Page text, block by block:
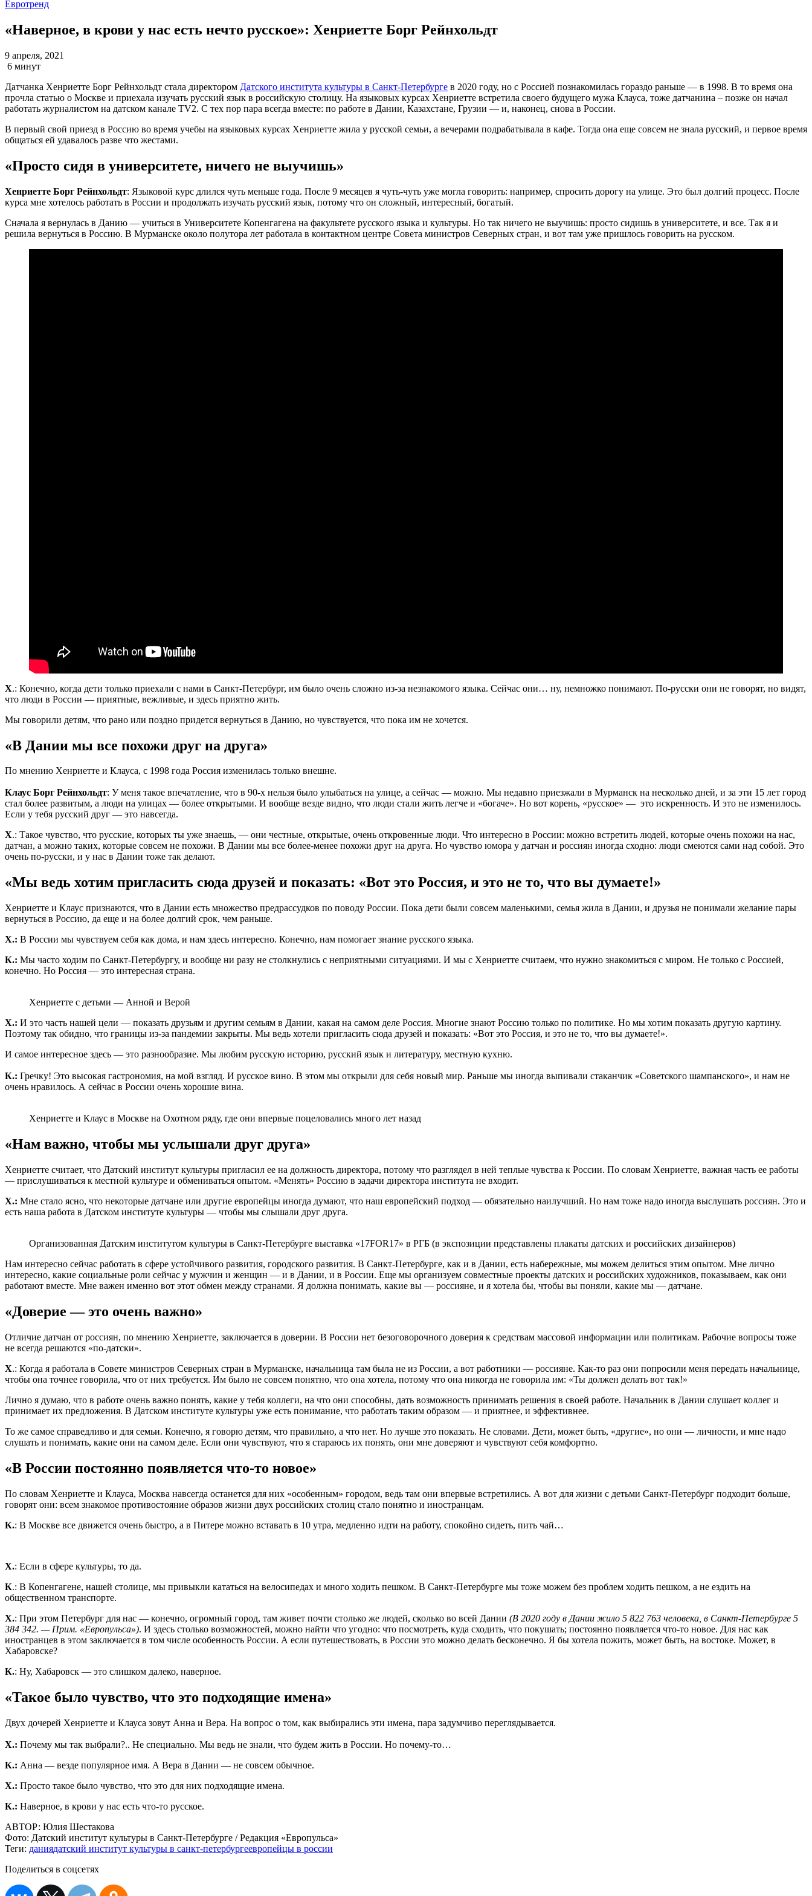
Евротренд
«Наверное, в крови у нас есть нечто русское»: Хенриетте Борг Рейнхольдт
9 апреля, 2021
6 минут
Датчанка Хенриетте Борг Рейнхольдт стала директором Датского института культуры в Санкт-Петербурге в 2020 году, но с Россией познакомилась гораздо раньше — в 1998. В то время она
прочла статью о Москве и приехала изучать русский язык в российскую столицу. На языковых курсах Хенриетте встретила своего будущего мужа Клауса, тоже датчанина – позже он начал
работать журналистом на датском канале TV2. С тех пор пара всегда вместе: по работе в Дании, Казахстане, Грузии — и, наконец, снова в России.
В первый свой приезд в Россию во время учебы на языковых курсах Хенриетте жила у русской семьи, а вечерами подрабатывала в кафе. Тогда она еще совсем не знала русский, и первое время
общаться ей удавалось разве что жестами.
«Просто сидя в университете, ничего не выучишь»
Хенриетте Борг Рейнхольдт: Языковой курс длился чуть меньше года. После 9 месяцев я чуть-чуть уже могла говорить: например, спросить дорогу на улице. Это был долгий процесс. После
курса мне хотелось работать в России и продолжать изучать русский язык, потому что он сложный, интересный, богатый.
Сначала я вернулась в Данию — учиться в Университете Копенгагена на факультете русского языка и культуры. Но так ничего не выучишь: просто сидишь в университете, и все. Так я и
решила вернуться в Россию. В Мурманске около полутора лет работала в контактном центре Совета министров Северных стран, и вот там уже пришлось говорить на русском.
Х.: Конечно, когда дети только приехали с нами в Санкт-Петербург, им было очень сложно из-за незнакомого языка. Сейчас они… ну, немножко понимают. По-русски они не говорят, но видят,
что люди в России — приятные, вежливые, и здесь приятно жить.
Мы говорили детям, что рано или поздно придется вернуться в Данию, но чувствуется, что пока им не хочется.
«В Дании мы все похожи друг на друга»
По мнению Хенриетте и Клауса, с 1998 года Россия изменилась только внешне.
Клаус Борг Рейнхольдт: У меня такое впечатление, что в 90-х нельзя было улыбаться на улице, а сейчас — можно. Мы недавно приезжали в Мурманск на несколько дней, и за эти 15 лет город
стал более развитым, а люди на улицах — более открытыми. И вообще везде видно, что люди стали жить легче и «богаче». Но вот корень, «русское» — это искренность. И это не изменилось.
Если у тебя русский друг — это навсегда.
Х.: Такое чувство, что русские, которых ты уже знаешь, — они честные, открытые, очень откровенные люди. Что интересно в России: можно встретить людей, которые очень похожи на нас,
датчан, а можно таких, которые совсем не похожи. В Дании мы все более-менее похожи друг на друга. Но чувство юмора у датчан и россиян иногда сходно: люди смеются сами над собой. Это
очень по-русски, и у нас в Дании тоже так делают.
«Мы ведь хотим пригласить сюда друзей и показать: «Вот это Россия, и это не то, что вы думаете!»
Хенриетте и Клаус признаются, что в Дании есть множество предрассудков по поводу России. Пока дети были совсем маленькими, семья жила в Дании, и друзья не понимали желание пары
вернуться в Россию, да еще и на более долгий срок, чем раньше.
Х.: В России мы чувствуем себя как дома, и нам здесь интересно. Конечно, нам помогает знание русского языка.
К.: Мы часто ходим по Санкт-Петербургу, и вообще ни разу не столкнулись с неприятными ситуациями. И мы с Хенриетте считаем, что нужно знакомиться с миром. Не только с Россией,
конечно. Но Россия — это интересная страна.
Хенриетте с детьми — Анной и Верой
Х.: И это часть нашей цели — показать друзьям и другим семьям в Дании, какая на самом деле Россия. Многие знают Россию только по политике. Но мы хотим показать другую картину.
Поэтому так обидно, что границы из-за пандемии закрыты. Мы ведь хотели пригласить сюда друзей и показать: «Вот это Россия, и это не то, что вы думаете!».
И самое интересное здесь — это разнообразие. Мы любим русскую историю, русский язык и литературу, местную кухню.
К.: Гречку! Это высокая гастрономия, на мой взгляд. И русское вино. В этом мы открыли для себя новый мир. Раньше мы иногда выпивали стаканчик «Советского шампанского», и нам не
очень нравилось. А сейчас в России очень хорошие вина.
Хенриетте и Клаус в Москве на Охотном ряду, где они впервые поцеловались много лет назад
«Нам важно, чтобы мы услышали друг друга»
Хенриетте считает, что Датский институт культуры пригласил ее на должность директора, потому что разглядел в ней теплые чувства к России. По словам Хенриетте, важная часть ее работы
— прислушиваться к местной культуре и обмениваться опытом. «Менять» Россию в задачи директора института не входит.
Х.: Мне стало ясно, что некоторые датчане или другие европейцы иногда думают, что наш европейский подход — обязательно наилучший. Но нам тоже надо иногда выслушать россиян. Это и
есть наша работа в Датском институте культуры — чтобы мы слышали друг друга.
Организованная Датским институтом культуры в Санкт-Петербурге выставка «17FOR17» в РГБ (в экспозиции представлены плакаты датских и российских дизайнеров)
Нам интересно сейчас работать в сфере устойчивого развития, городского развития. В Санкт-Петербурге, как и в Дании, есть набережные, мы можем делиться этим опытом. Мне лично
интересно, какие социальные роли сейчас у мужчин и женщин — и в Дании, и в России. Еще мы организуем совместные проекты датских и российских художников, показываем, как они
работают вместе. Мне важен именно вот этот обмен между странами. Я должна понимать, какие вы — россияне, и я хотела бы, чтобы вы поняли, какие мы — датчане.
«Доверие — это очень важно»
Отличие датчан от россиян, по мнению Хенриетте, заключается в доверии. В России нет безоговорочного доверия к средствам массовой информации или политикам. Рабочие вопросы тоже
не всегда решаются «по-датски».
Х.: Когда я работала в Совете министров Северных стран в Мурманске, начальница там была не из России, а вот работники — россияне. Как-то раз они попросили меня передать начальнице,
чтобы она точнее говорила, что от них требуется. Им было не совсем понятно, что она хотела, потому что она никогда не говорила им: «Ты должен делать вот так!»
Лично я думаю, что в работе очень важно понять, какие у тебя коллеги, на что они способны, дать возможность принимать решения в своей работе. Начальник в Дании слушает коллег и
принимает их предложения. В Датском институте культуры уже есть понимание, что работать таким образом — и приятнее, и эффективнее.
То же самое справедливо и для семьи. Конечно, я говорю детям, что правильно, а что нет. Но лучше это показать. Не словами. Дети, может быть, «другие», но они — личности, и мне надо
слушать и понимать, какие они на самом деле. Если они чувствуют, что я стараюсь их понять, они мне доверяют и чувствуют себя комфортно.
«В России постоянно появляется что-то новое»
По словам Хенриетте и Клауса, Москва навсегда останется для них «особенным» городом, ведь там они впервые встретились. А вот для жизни с детьми Санкт-Петербург подходит больше,
говорят они: всем знакомое противостояние образов жизни двух российских столиц стало понятно и иностранцам.
К.: В Москве все движется очень быстро, а в Питере можно вставать в 10 утра, медленно идти на работу, спокойно сидеть, пить чай…
Х.: Если в сфере культуры, то да.
К.: В Копенгагене, нашей столице, мы привыкли кататься на велосипедах и много ходить пешком. В Санкт-Петербурге мы тоже можем без проблем ходить пешком, а не ездить на
общественном транспорте.
Х.: При этом Петербург для нас — конечно, огромный город, там живет почти столько же людей, сколько во всей Дании (В 2020 году в Дании жило 5 822 763 человека, в Санкт-Петербурге 5
384 342. — Прим. «Европульса»). И здесь столько возможностей, можно найти что угодно: что посмотреть, куда сходить, что покушать; постоянно появляется что-то новое. Для нас как
иностранцев в этом заключается в том числе особенность России. А если путешествовать, в России это можно делать бесконечно. Я бы хотела пожить, может быть, на востоке. Может, в
Хабаровске?
К.: Ну, Хабаровск — это слишком далеко, наверное.
«Такое было чувство, что это подходящие имена»
Двух дочерей Хенриетте и Клауса зовут Анна и Вера. На вопрос о том, как выбирались эти имена, пара задумчиво переглядывается.
Х.: Почему мы так выбрали?.. Не специально. Мы ведь не знали, что будем жить в России. Но почему-то…
К.: Анна — везде популярное имя. А Вера в Дании — не совсем обычное.
Х.: Просто такое было чувство, что это для них подходящие имена.
К.: Наверное, в крови у нас есть что-то русское.
АВТОР: Юлия Шестакова
Фото: Датский институт культуры в Санкт-Петербурге / Редакция «Европульса»
Теги: даниядатский институт культуры в санкт-петербургеевропейцы в россии
Поделиться в соцсетях